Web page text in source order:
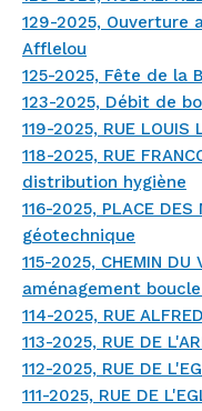
129-2025, Ouverture
Afflelou
125-2025, Fête de la
123-2025, Débit de
119-2025, RUE LOUIS
118-2025, RUE
distribution hygiène
116-2025, PLACE
géotechnique
115-2025, CHEMIN
aménagement
114-2025, RUE
113-2025, RUE DE
112-2025, RUE DE
111-2025, RUE DE